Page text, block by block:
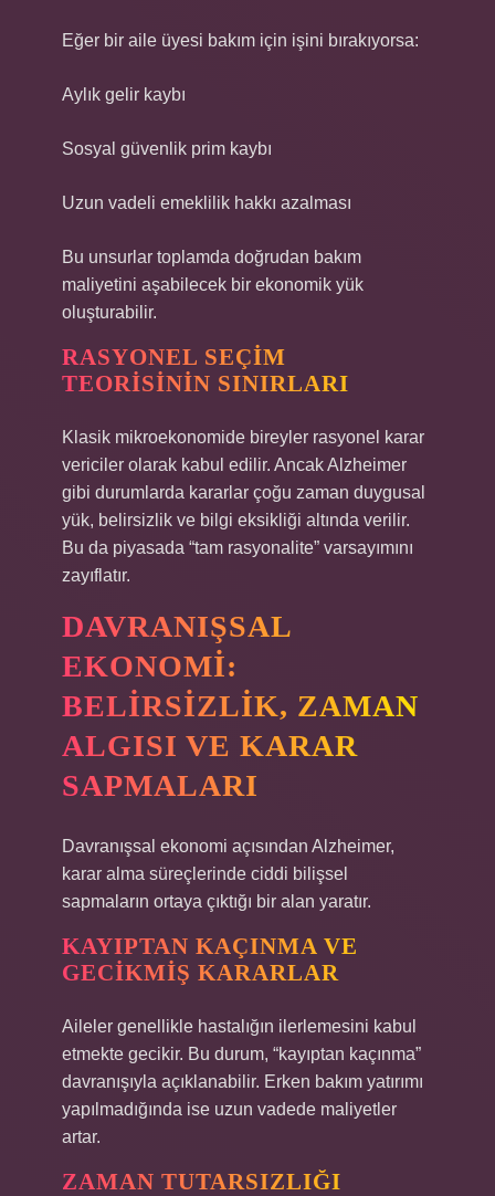
Eğer bir aile üyesi bakım için işini bırakıyorsa:
Aylık gelir kaybı
Sosyal güvenlik prim kaybı
Uzun vadeli emeklilik hakkı azalması
Bu unsurlar toplamda doğrudan bakım
maliyetini aşabilecek bir ekonomik yük
oluşturabilir.
RASYONEL SEÇIM
TEORISININ SINIRLARI
Klasik mikroekonomide bireyler rasyonel karar
vericiler olarak kabul edilir. Ancak Alzheimer
gibi durumlarda kararlar çoğu zaman duygusal
yük, belirsizlik ve bilgi eksikliği altında verilir.
Bu da piyasada “tam rasyonalite” varsayımını
zayıflatır.
DAVRANIŞSAL
EKONOMI:
BELIRSIZLIK, ZAMAN
ALGISI VE KARAR
SAPMALARI
Davranışsal ekonomi açısından Alzheimer,
karar alma süreçlerinde ciddi bilişsel
sapmaların ortaya çıktığı bir alan yaratır.
KAYIPTAN KAÇINMA VE
GECIKMIŞ KARARLAR
Aileler genellikle hastalığın ilerlemesini kabul
etmekte gecikir. Bu durum, “kayıptan kaçınma”
davranışıyla açıklanabilir. Erken bakım yatırımı
yapılmadığında ise uzun vadede maliyetler
artar.
ZAMAN TUTARSIZLIĞI